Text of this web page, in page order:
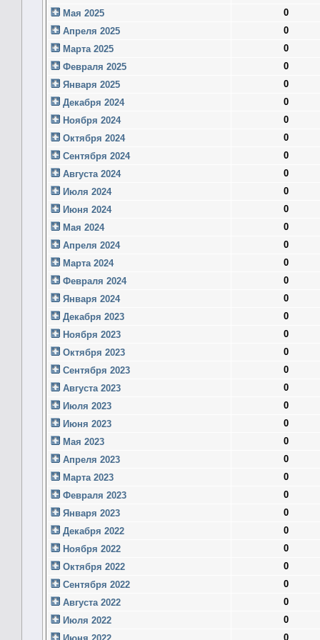
Мая 2025
0
Апреля 2025
0
Марта 2025
0
Февраля 2025
0
Января 2025
0
Декабря 2024
0
Ноября 2024
0
Октября 2024
0
Сентября 2024
0
Августа 2024
0
Июля 2024
0
Июня 2024
0
Мая 2024
0
Апреля 2024
0
Марта 2024
0
Февраля 2024
0
Января 2024
0
Декабря 2023
0
Ноября 2023
0
Октября 2023
0
Сентября 2023
0
Августа 2023
0
Июля 2023
0
Июня 2023
0
Мая 2023
0
Апреля 2023
0
Марта 2023
0
Февраля 2023
0
Января 2023
0
Декабря 2022
0
Ноября 2022
0
Октября 2022
0
Сентября 2022
0
Августа 2022
0
Июля 2022
0
0